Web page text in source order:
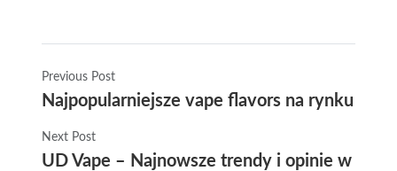
Previous Post
Najpopularniejsze vape flavors na rynku w
Next Post
UD Vape – Najnowsze trendy i opinie w